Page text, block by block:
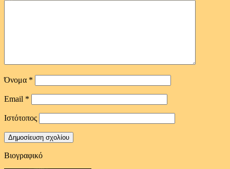
Όνομα *
Email *
Ιστότοπος
Βιογραφικό